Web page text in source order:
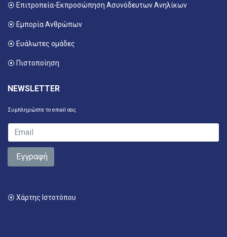
⦿ Επιτροπεία-Εκπροσώπηση Ασυνόδευτων Ανηλίκων
⦿ Εμπορία Ανθρώπων
⦿ Ευάλωτες ομάδες
⦿ Πιστοποίηση
NEWSLETTER
Συμπληρώστε το email σας
Εγγραφή
⦿ Χάρτης Ιστοτόπου